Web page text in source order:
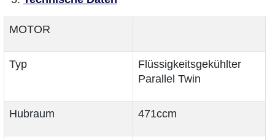
MOTOR
Typ
Flüssigkeitsgekühlter
Parallel Twin
Hubraum 471ccm